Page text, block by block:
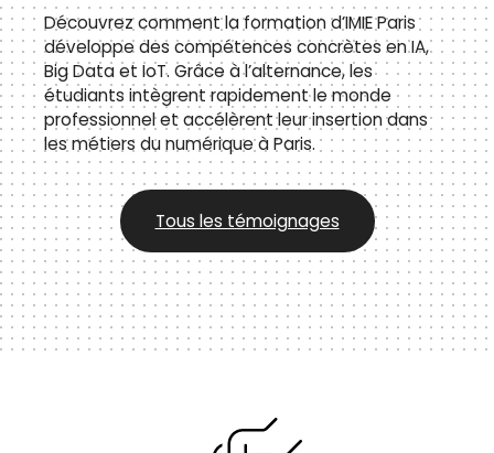
Découvrez comment la formation d’IMIE Paris
développe des compétences concrètes en IA,
Big Data et IoT. Grâce à l’alternance, les
étudiants intègrent rapidement le monde
professionnel et accélèrent leur insertion dans
les métiers du numérique à Paris.
Tous les témoignages